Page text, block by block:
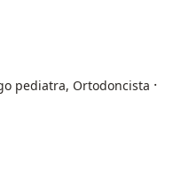
pediatra, Ortodoncista ·